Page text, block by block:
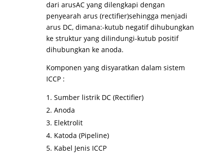
dari arusAC yang dilengkapi dengan
penyearah arus (rectifier)sehingga menjadi
arus DC, dimana:-kutub negatif dihubungkan
ke struktur yang dilindungi-kutub positif
dihubungkan ke anoda.
Komponen yang disyaratkan dalam sistem
ICCP :
Sumber listrik DC (Rectifier)
Anoda
Elektrolit
Katoda (Pipeline)
Kabel Jenis ICCP